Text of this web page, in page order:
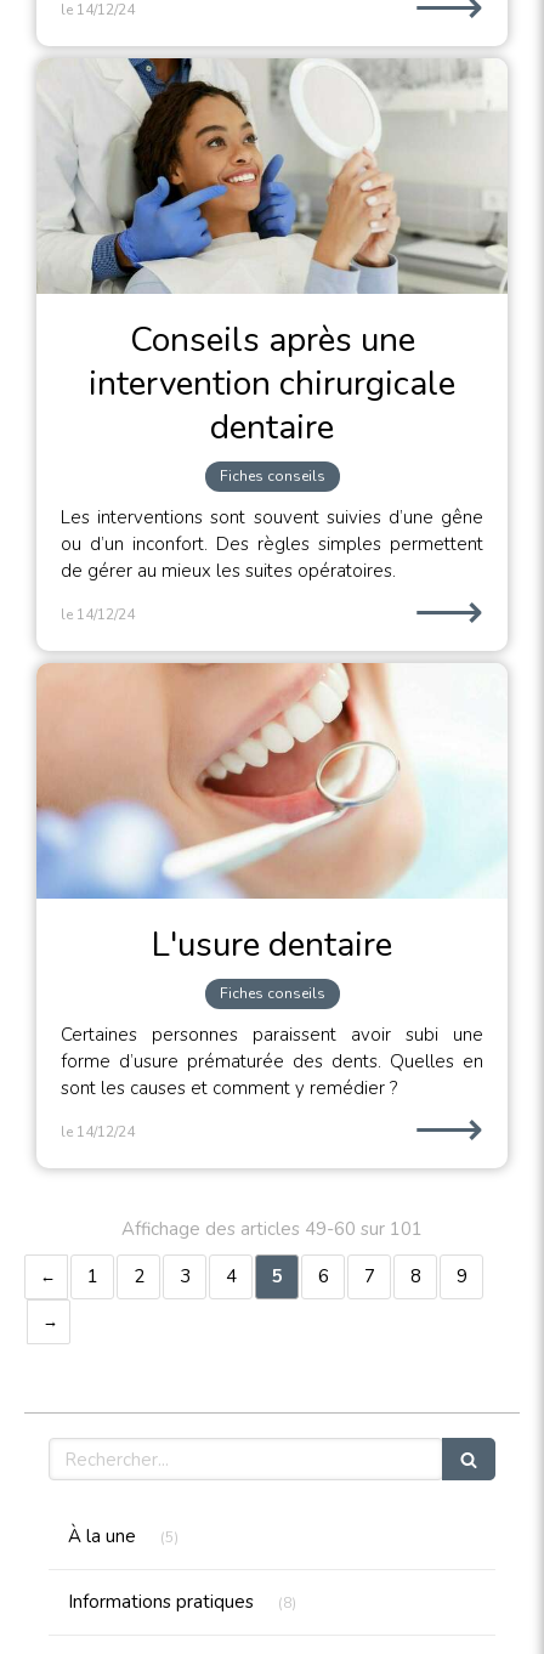
le 14/12/24
Conseils après une
intervention chirurgicale
dentaire
Fiches conseils
Les interventions sont souvent suivies d’une gêne
ou d’un inconfort. Des règles simples permettent
de gérer au mieux les suites opératoires.
le 14/12/24 ⟶
L'usure dentaire
Fiches conseils
Certaines personnes paraissent avoir subi une
forme d’usure prématurée des dents. Quelles en
sont les causes et comment y remédier ?
le 14/12/24 ⟶
Affichage des articles 49-60 sur 101
1
2 3 4 5 6 7 8 9
Rechercher
À la une (5)
Informations pratiques (8)